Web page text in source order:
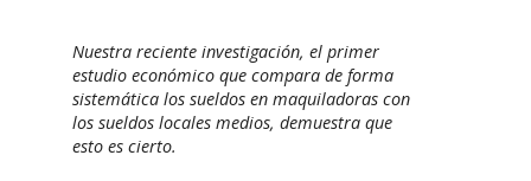
Nuestra reciente investigación, el primer
estudio económico que compara de forma
sistemática los sueldos en maquiladoras con
los sueldos locales medios, demuestra que
esto es cierto.